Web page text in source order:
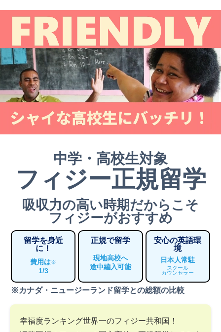
中学・高校生対象
フィジー正規留学
吸収力の高い時期だからこそ
フィジーがおすすめ
留学を身近
に！
費用は※
1/3
正規で留学
現地高校へ
途中編入可能
安心の英語環
境
日本人常駐
スクール
カウンセラー
※カナダ・ニュージーランド留学との総額の比較
幸福度ランキング世界一のフィジー共和国！